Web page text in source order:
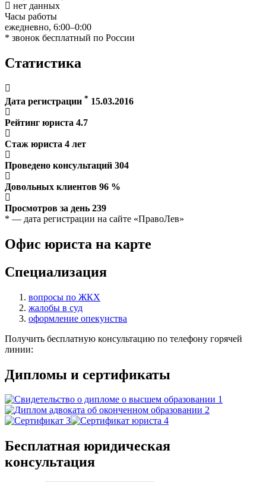
нет данных
Часы работы
ежедневно, 6:00–0:00
* звонок бесплатный по России
Статистика
Дата регистрации * 15.03.2016
Рейтинг юриста 4.7
Стаж юриста 4 лет
Проведено консультаций 304
Довольных клиентов 96 %
Просмотров за день 239
* — дата регистрации на сайте «ПравоЛев»
Офис юриста на карте
Специализация
вопросы по ЖКХ
жалобы в суд
оформление опекунства
Получить бесплатную консультацию по телефону горячей
линии:
Дипломы и сертификаты
Бесплатная юридическая
консультация